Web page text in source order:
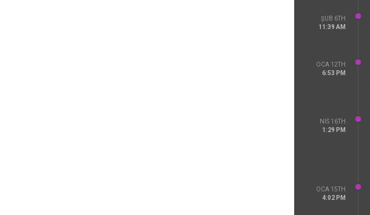
ŞUB 6TH
11:39 AM
OCA 12TH
6:53 PM
NIS 16TH
1:29 PM
OCA 15TH
4:02 PM